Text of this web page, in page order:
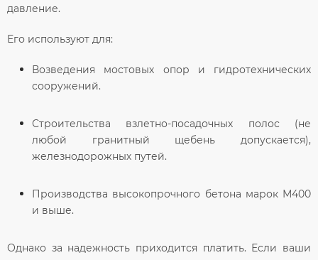
давление.
Его используют для:
Возведения мостовых опор и гидротехнических
сооружений.
Строительства взлетно-посадочных полос (не
любой гранитный щебень допускается),
железнодорожных путей.
Производства высокопрочного бетона марок М400
и выше.
Однако за надежность приходится платить. Если ваши